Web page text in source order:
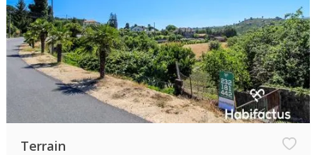
Terrain